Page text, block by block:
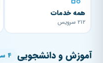
همه خدمات
212 سرویس
آموزش و دانشجویی 4 سرویس